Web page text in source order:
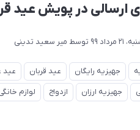
در پویش عید
99 توسط میر سعید تدینی
جهیزیه رایگان عید قربان عید
جهیزیه ارزان ازدواج لوازم